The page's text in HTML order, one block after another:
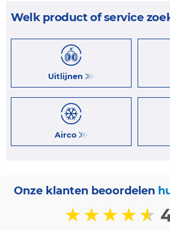
Welk product of service
Uitlijnen
Airco
Onze klanten beoordelen
★★★★★